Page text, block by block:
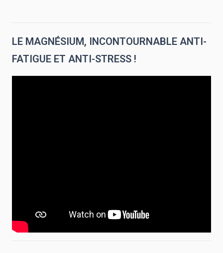
LE MAGNÉSIUM, INCONTOURNABLE ANTI-
FATIGUE ET ANTI-STRESS !